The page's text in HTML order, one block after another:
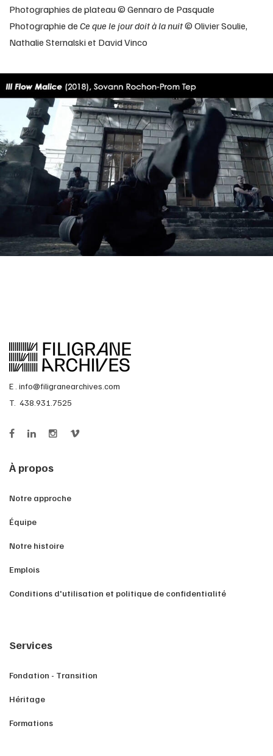
Photographies de plateau © Gennaro de Pasquale
Photographie de Ce que le jour doit à la nuit© Olivier Soulie,
Nathalie Sternalski et David Vinco
Capture d'écran
Crédit photo : Filigrane Archives
E . info@filigranearchives.com
T. 438.931.7525
À propos
Notre approche
Équipe
Notre histoire
Emplois
Conditions d'utilisation et politique de confidentialité
Services
Fondation - Transition
Héritage
Formations